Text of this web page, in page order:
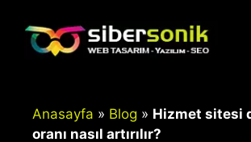
Anasayfa » Blog » Hizmet sitesi
oranı nasıl artırılır?